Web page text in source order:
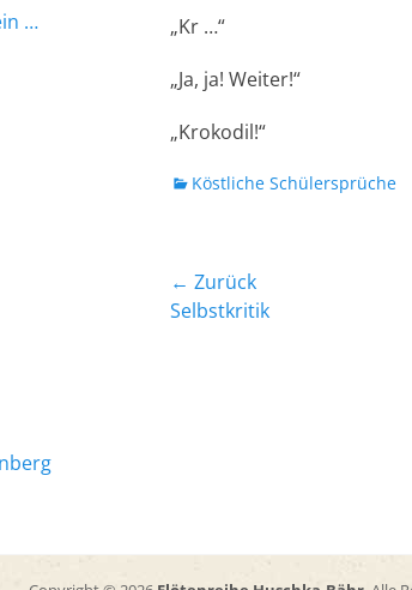
„Kr …“
„Ja, ja! Weiter!“
„Krokodil!“
Kategorien
Köstliche Schülersprüche
Beitrags-
Navigation
← Zurück
Vorheriger
Selbstkritik
…